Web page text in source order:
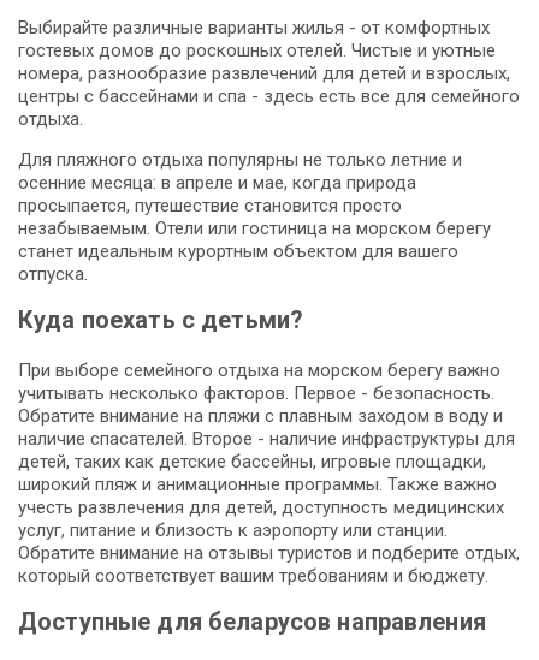
Выбирайте различные варианты жилья - от комфортных
гостевых домов до роскошных отелей. Чистые и уютные
номера, разнообразие развлечений для детей и взрослых,
центры с бассейнами и спа - здесь есть все для семейного
отдыха.
Для пляжного отдыха популярны не только летние и
осенние месяца: в апреле и мае, когда природа
просыпается, путешествие становится просто
незабываемым. Отели или гостиница на морском берегу
станет идеальным курортным объектом для вашего
отпуска.
Куда поехать с детьми?
При выборе семейного отдыха на морском берегу важно
учитывать несколько факторов. Первое - безопасность.
Обратите внимание на пляжи с плавным заходом в воду и
наличие спасателей. Второе - наличие инфраструктуры для
детей, таких как детские бассейны, игровые площадки,
широкий пляж и анимационные программы. Также важно
учесть развлечения для детей, доступность медицинских
услуг, питание и близость к аэропорту или станции.
Обратите внимание на отзывы туристов и подберите отдых,
который соответствует вашим требованиям и бюджету.
Доступные для беларусов направления